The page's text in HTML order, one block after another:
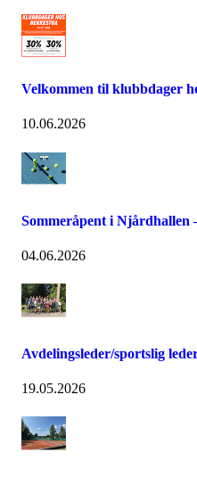
Velkommen til klubbdager
10.06.2026
Sommeråpent i Njårdhallen
04.06.2026
Avdelingsleder/sportslig
19.05.2026